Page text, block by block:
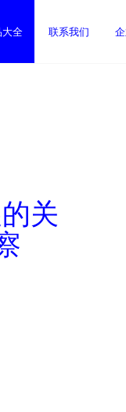
大全 联系我们
关